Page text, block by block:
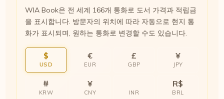
WIA Book은 전 세계 166개 통화로 도서 가격과 적립금
을 표시합니다. 방문자의 위치에 따라 자동으로 현지 통
화가 표시되며, 원하는 통화로 변경할 수도 있습니다.
$
USD
€
EUR
£
GBP
¥
JPY
₩
KRW
¥
CNY INR
R$
BRL